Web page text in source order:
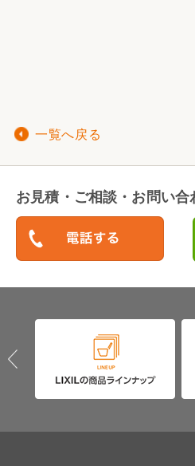
一覧へ戻る
お見積・ご相談・お問い合